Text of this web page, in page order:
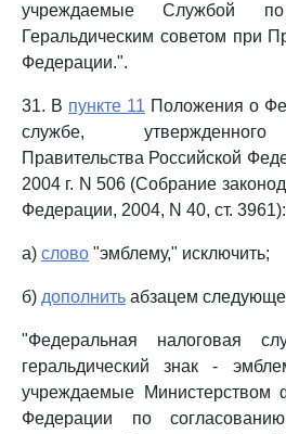
учреждаемые Службой
Геральдическим советом при
Федерации.".
31. В пункте 11 Положения о
службе, утвержденного
Правительства Российской
2004 г. N 506 (Собрание
Федерации, 2004, N 40, ст. 3961):
а) слово "эмблему," исключить;
б) дополнить абзацем
"Федеральная налоговая
геральдический знак -
учреждаемые Министерством
Федерации по